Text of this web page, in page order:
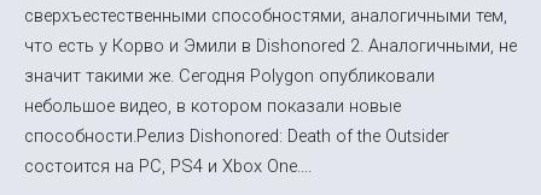
сверхъестественными способностями, аналогичными тем,
что есть у Корво и Эмили в Dishonored 2. Аналогичными, не
значит такими же. Сегодня Polygon опубликовали
небольшое видео, в котором показали новые
способности.Релиз Dishonored: Death of the Outsider
состоится на PC, PS4 и Xbox One....